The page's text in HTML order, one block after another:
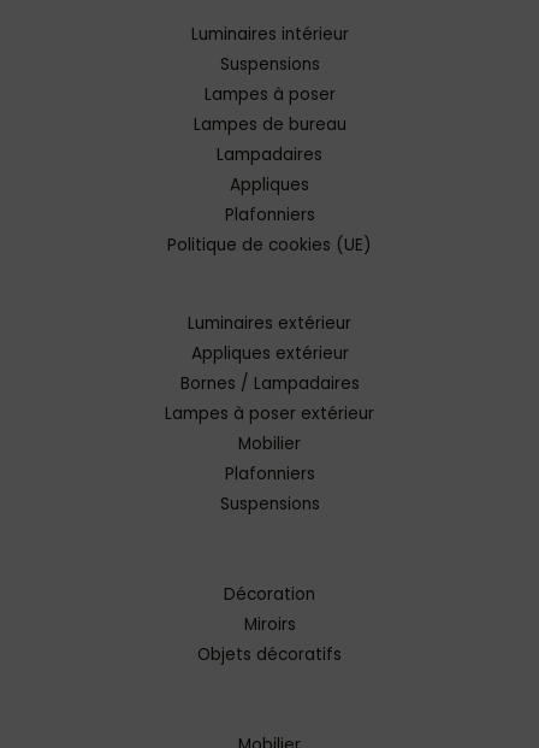
Luminaires intérieur
Suspensions
Lampes à poser
Lampes de bureau
Lampadaires
Appliques
Plafonniers
Politique de cookies (UE)
Luminaires extérieur
Appliques extérieur
Bornes / Lampadaires
Lampes à poser extérieur
Mobilier
Plafonniers
Suspensions
Décoration
Miroirs
Objets décoratifs